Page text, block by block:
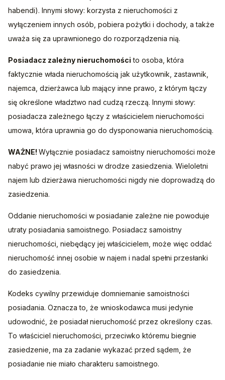
habendi). Innymi słowy: korzysta z nieruchomości z
wyłączeniem innych osób, pobiera pożytki i dochody, a także
uważa się za uprawnionego do rozporządzenia nią.
Posiadacz zależny nieruchomości to osoba, która
faktycznie włada nieruchomością jak użytkownik, zastawnik,
najemca, dzierżawca lub mający inne prawo, z którym łączy
się określone władztwo nad cudzą rzeczą. Innymi słowy:
posiadacza zależnego łączy z właścicielem nieruchomości
umowa, która uprawnia go do dysponowania nieruchomością.
WAŻNE! Wyłącznie posiadacz samoistny nieruchomości może
nabyć prawo jej własności w drodze zasiedzenia. Wieloletni
najem lub dzierżawa nieruchomości nigdy nie doprowadzą do
zasiedzenia.
Oddanie nieruchomości w posiadanie zależne nie powoduje
utraty posiadania samoistnego. Posiadacz samoistny
nieruchomości, niebędący jej właścicielem, może więc oddać
nieruchomość innej osobie w najem i nadal spełni przesłanki
do zasiedzenia.
Kodeks cywilny przewiduje domniemanie samoistności
posiadania. Oznacza to, że wnioskodawca musi jedynie
udowodnić, że posiadał nieruchomość przez określony czas.
To właściciel nieruchomości, przeciwko któremu biegnie
zasiedzenie, ma za zadanie wykazać przed sądem, że
posiadanie nie miało charakteru samoistnego.